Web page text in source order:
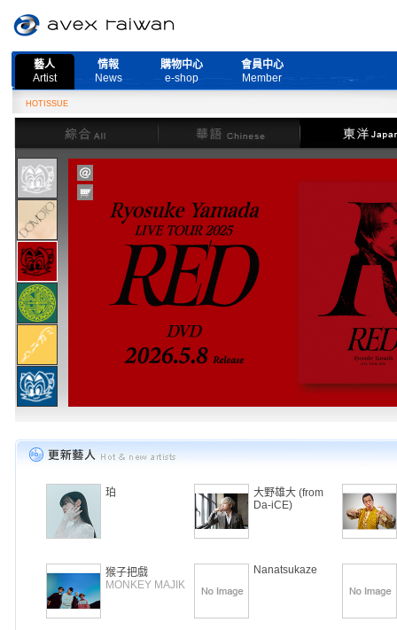
藝人
Artist
情報
News
購物中心
e-shop
會員中心
Member
HOTISSUE
綜合 華語 東洋
珀
大野雄大 (from
Da-iCE)
猴子把戲
MONKEY MAJIK
Nanatsukaze